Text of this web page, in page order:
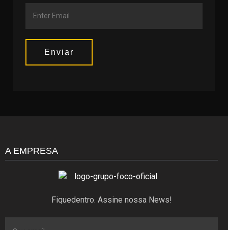
Enviar
A EMPRESA
Fiquedentro. Assine nossa News!